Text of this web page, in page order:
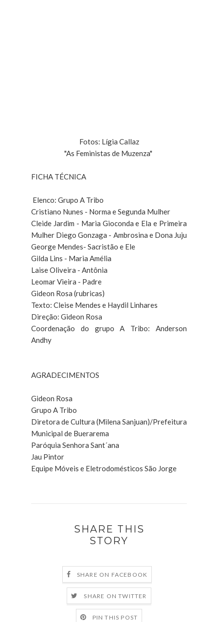
Fotos: Lígia Callaz
"As Feministas de Muzenza"
FICHA TÉCNICA
Elenco: Grupo A Tribo
Cristiano Nunes - Norma e Segunda Mulher
Cleide Jardim - Maria Gioconda e Ela e Primeira
Mulher Diego Gonzaga - Ambrosina e Dona Juju
George Mendes- Sacristão e Ele
Gilda Lins - Maria Amélia
Laise Oliveira - Antônia
Leomar Vieira - Padre
Gideon Rosa (rubricas)
Texto: Cleise Mendes e Haydil Linhares
Direção: Gideon Rosa
Coordenação do grupo A Tribo: Anderson
Andhy
AGRADECIMENTOS
Gideon Rosa
Grupo A Tribo
Diretora de Cultura (Milena Sanjuan)/Prefeitura
Municipal de Buerarema
Paróquia Senhora Sant´ana
Jau Pintor
Equipe Móveis e Eletrodomésticos São Jorge
SHARE THIS
STORY
SHARE ON FACEBOOK
SHARE ON TWITTER
PIN THIS POST